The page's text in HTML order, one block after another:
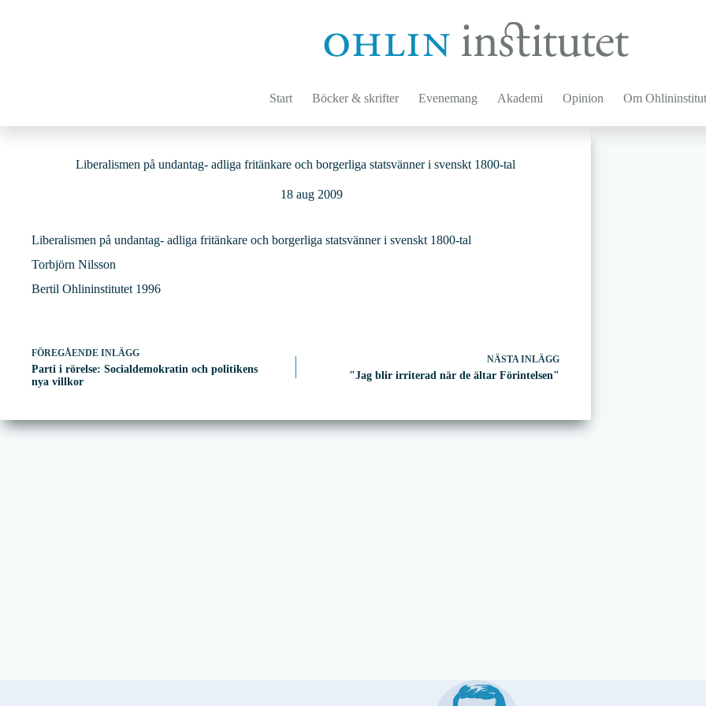
Start Böcker & skrifter Evenemang Akademi Opinion Om
Liberalismen på undantag- adliga fritänkare och borgerliga statsvänner i svenskt 1800-tal
18 aug 2009
Liberalismen på undantag- adliga fritänkare och borgerliga statsvänner i svenskt 1800-tal
Torbjörn Nilsson
Bertil Ohlininstitutet 1996
FÖREGÅENDE INLÄGG
Parti i rörelse: Socialdemokratin och politikens
nya villkor
NÄSTAINLÄGG
"Jag blir irriterad när de ältar Förintelsen"